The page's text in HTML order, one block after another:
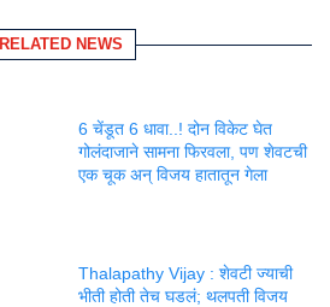
RELATED NEWS
6 चेंडूत 6 धावा..! दोन विकेट घेत
गोलंदाजाने सामना फिरवला, पण शेवटची
एक चूक अन् विजय हातातून गेला
Thalapathy Vijay : शेवटी ज्याची
भीती होती तेच घडलं; थलपती विजय